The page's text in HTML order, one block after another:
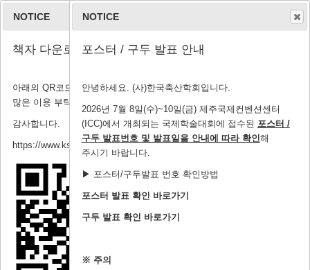
뉴스 및 공지
News & Notice
No
16
포스터 / 구두 발표 안내
NOTICE
책자 다운로드 안내
아래의 QR코드 및 링크에서 책자, 세션, 초록 등 다운로드가 가능하니
많은 이용 부탁드립니다.
감사합니다.
https://www.ksastmeeting.org/submission/download_pdf
NOTICE
포스터 / 구두 발표 안내
안녕하세요. (사)한국축산학회입니다.
2026년 7월 8일(수)~10일(금) 제주국제컨벤션센터
(ICC)에서 개최되는 국제학술대회에 접수된 포스터 /
구두 발표번호 및 발표일 을 안내에 따라 확인 해
주시기 바랍니다.
▶ 포스터/구두발표 번호 확인방법
포스터 발표 확인 바로가기
구두 발표 확인 바로가기
※ 주의